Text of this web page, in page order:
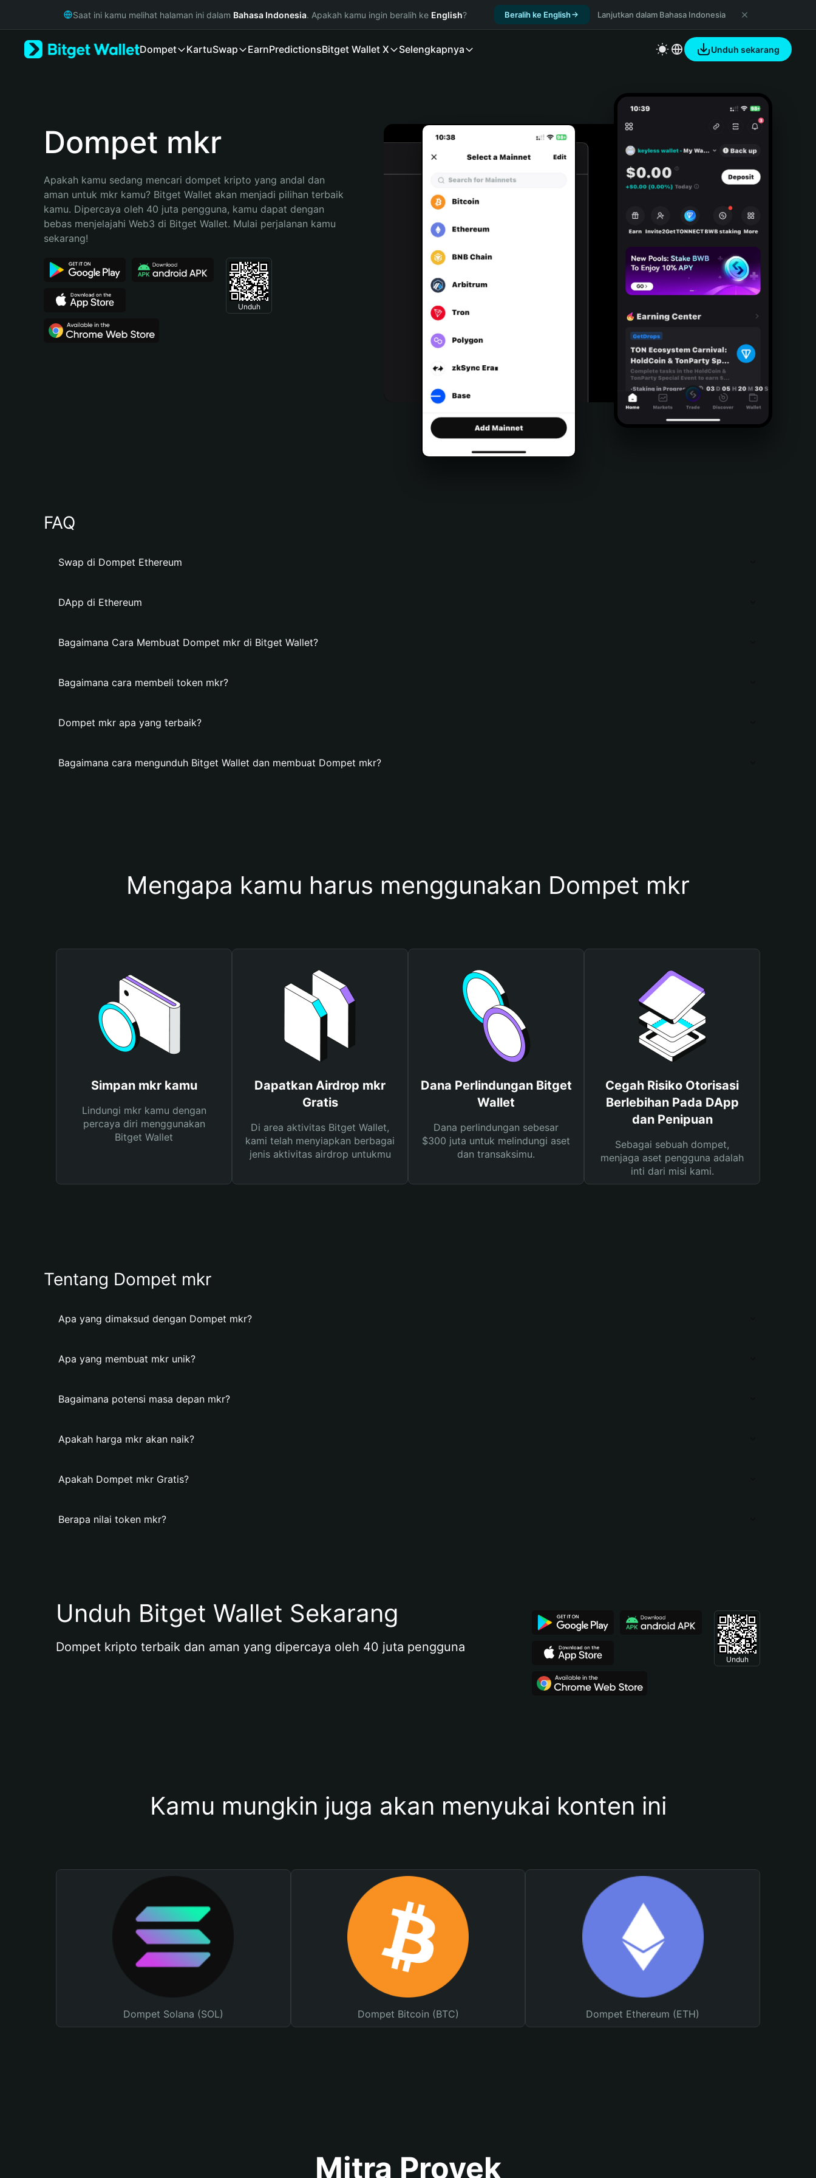
Русский
Bahasa Indonesia
Español (Argentina)
Saat ini kamu melihat halaman ini dalam Bahasa Indonesia. Apakah kamu ingin beralih ke English? Beralih ke English Lanjutkan dalam Bahasa Indonesia
Dompet KartuSwap EarnPredictionsBitget Wallet X Selengkapnya Unduh sekarang
Dompet mkr
Apakah kamu sedang mencari dompet kripto yang andal dan
aman untuk mkr kamu? Bitget Wallet akan menjadi pilihan terbaik
kamu. Dipercaya oleh 40 juta pengguna, kamu dapat dengan
bebas menjelajahi Web3 di Bitget Wallet. Mulai perjalanan kamu
sekarang!
Unduh
FAQ
Swap di Dompet Ethereum
DApp di Ethereum
Bagaimana Cara Membuat Dompet mkr di Bitget Wallet?
Bagaimana cara membeli token mkr?
Dompet mkr apa yang terbaik?
Bagaimana cara mengunduh Bitget Wallet dan membuat Dompet mkr?
Mengapa kamu harus menggunakan Dompet mkr
Simpan mkr kamu
Lindungi mkr kamu dengan
percaya diri menggunakan
Bitget Wallet
Dapatkan Airdrop mkr
Gratis
Di area aktivitas Bitget Wallet,
kami telah menyiapkan berbagai
jenis aktivitas airdrop untukmu
Dana Perlindungan Bitget
Wallet
Dana perlindungan sebesar
$300 juta untuk melindungi aset
dan transaksimu.
Cegah Risiko Otorisasi
Berlebihan Pada DApp
dan Penipuan
Sebagai sebuah dompet,
menjaga aset pengguna adalah
inti dari misi kami.
Tentang Dompet mkr
Apa yang dimaksud dengan Dompet mkr?
Apa yang membuat mkr unik?
Bagaimana potensi masa depan mkr?
Apakah harga mkr akan naik?
Apakah Dompet mkr Gratis?
Berapa nilai token mkr?
Unduh Bitget Wallet Sekarang
Dompet kripto terbaik dan aman yang dipercaya oleh 40 juta pengguna
Unduh
Kamu mungkin juga akan menyukai konten ini
Dompet Solana (SOL) Dompet Bitcoin (BTC) Dompet Ethereum (ETH)
Mitra Proyek